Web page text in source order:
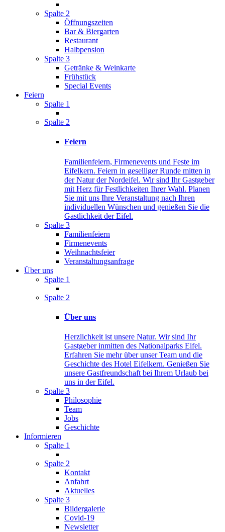
Spalte 2
Öffnungszeiten
Bar & Biergarten
Restaurant
Halbpension
Spalte 3
Getränke & Weinkarte
Frühstück
Special Events
Feiern
Spalte 1
Spalte 2
Feiern
Familienfeiern, Firmenevents und Feste im
Eifelkern. Feiern in geselliger Runde mitten in
der Natur der Nordeifel. Wir sind Ihr Gastgeber
mit Herz für Festlichkeiten Ihrer Wahl. Planen
Sie mit uns Ihre Veranstaltung nach Ihren
individuellen Wünschen und genießen Sie die
Gastlichkeit der Eifel.
Spalte 3
Familienfeiern
Firmenevents
Weihnachtsfeier
Veranstaltungsanfrage
Über uns
Spalte 1
Spalte 2
Über uns
Herzlichkeit ist unsere Natur. Wir sind Ihr
Gastgeber inmitten des Nationalparks Eifel.
Erfahren Sie mehr über unser Team und die
Geschichte des Hotel Eifelkern. Genießen Sie
unsere Gastfreundschaft bei Ihrem Urlaub bei
uns in der Eifel.
Spalte 3
Philosophie
Team
Jobs
Geschichte
Informieren
Spalte 1
Spalte 2
Kontakt
Anfahrt
Aktuelles
Spalte 3
Bildergalerie
Covid-19
Newsletter